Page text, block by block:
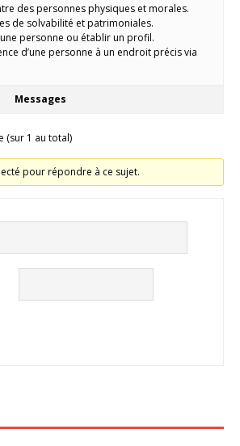
des personnes physiques et morales.
de solvabilité et patrimoniales.
personne ou établir un profil.
d’une personne à un endroit précis via
Messages
(sur 1 au total)
pour répondre à ce sujet.